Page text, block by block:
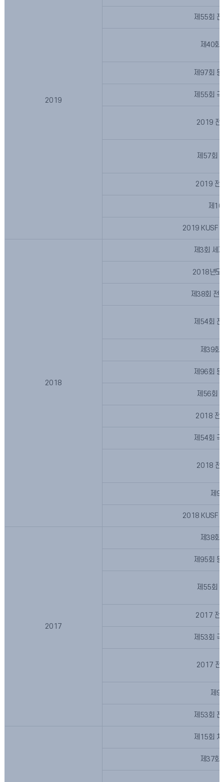
2019
제55회
제40회
제97회
제55회
2019 전
제57회
2019 전
제
2019 KUSF
2018
제3회 세
2018년도
제38회 전
제54회
제39회
제96회
제56회
2018 전
제54회
2018 전
제
2018 KUSF
2017
제38회
제95회
제55회
2017 전
제53회
2017 전
제
제53회
제15회
제37회